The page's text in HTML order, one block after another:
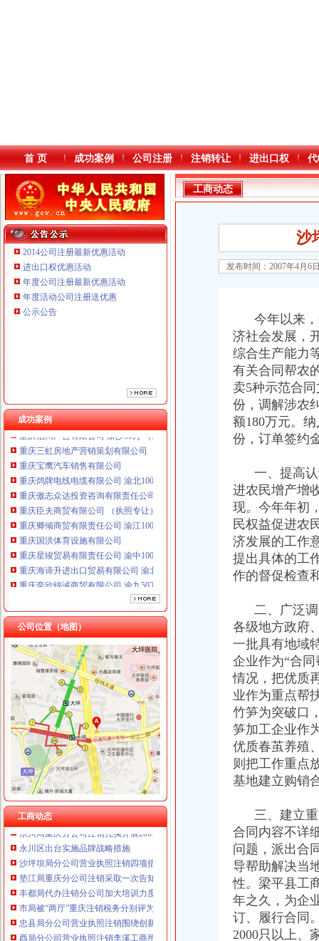
本站导航
首 页 成功案例 公司注册 注销转让 进出口权
2014公司注册最新优惠活动
进出口权优惠活动
年度公司注册最新优惠活动
年度活动公司注册送优惠
公示公告
成功案例
重庆鸽牌电线电缆有限公司 渝北10010万 (进出口权)
重庆傲志众达投资咨询有限责任公司 渝九1000万 （增资）
重庆海谛升进出口贸易有限公司 渝北100万 （进出口权）
重庆奕欣锦诚商贸有限公司 渝九50万 （工商注册）
重庆信同广告有限公司 渝沙50万 （工商注册）
重庆三虹房地产营销策划有限公司
重庆宝鹰汽车销售有限公司
重庆鸽牌电线电缆有限公司 渝北10010万 (进出口权)
重庆傲志众达投资咨询有限责任公司 渝九1000万 （增资）
重庆臣夫商贸有限公司 （执照专让）
重庆卿倾商贸有限责任公司 渝江100万 （工商注册）
重庆国洪体育设施有限公司
重庆星竣贸易有限责任公司 渝中100万 （进出口权）
重庆海谛升进出口贸易有限公司 渝北100万 （进出口权）
重庆奕欣锦诚商贸有限公司 渝九50万 （工商注册）
重庆信同广告有限公司 渝沙50万 （工商注册）
重庆三虹房地产营销策划有限公司
重庆宝鹰汽车销售有限公司
公司位置（地图）
工商动态
工商动态
全市代理注销分公司区县局信用信息化岗位大练抽考和竞赛正式开考
高新区局围绕“三项重点工作、两项突破工作”代办注销分公司谋划2007年工作
国家工商总局市重庆注销税务场司领导到观音桥农贸市场视察工作
万州局重庆分公司注销全力服务地方经济
郭翔副局长、重庆分公司注销高印平副巡视员率领直属局组织企业赴万州开展
永川工商局重庆分公司注销三措并举着力规范和发展中介机构
北碚局代理注销分公司缙云工商所五项措施推进工商所12315分类监管平台应用
永川局重庆分公司注销扎实开展2007红盾护农行动
永川区出台实施品牌战略措施
沙坪坝局分公司营业执照注销四项措施化队伍建设
垫江局重庆分公司注销采取一次告知措施提高年检效率
丰都局代办注销分公司加大培训力度着力提高队伍素质
市局被“两厅”重庆注销税务分别评为2006年度督查工作先进单位和先进集体
忠县局分公司营业执照注销围绕创新广泛开展调研活动
酉局分公司营业执照注销李溪工商所五条措施推进红老区新农村建设
工商动态
沙
发布时间：2007年4月6
今年以来，
济社会发展，
综合生产能力
有关合同帮农
卖5种示范合
份，调解涉农
额180万元。
份，订单签约
一、提高认
进农民增产增
现。今年年初
民权益促进农
济发展的工作
提出具体的工
作的督促检查
二、广泛调
各级地方政府
一批具有地域
企业作为“合
情况，把优质
业作为重点帮
竹笋为突破口
笋加工企业作
优质春茧养殖
则把工作重点
基地建立购销
三、建立重
合同内容不详
问题，派出合
导帮助解决当
性。梁平县工
年之久，为企
订、履行合同
2000只以上、